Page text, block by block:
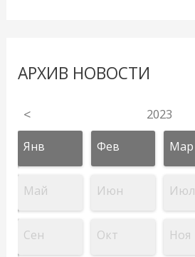
АРХИВ НОВОСТИ
< 2023
Янв Фев Мар
Май Июн Июл
Сен Окт Ноя